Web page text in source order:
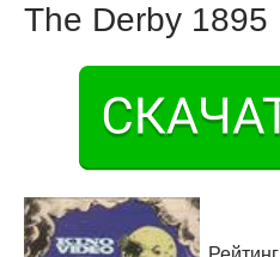
The Derby 1895